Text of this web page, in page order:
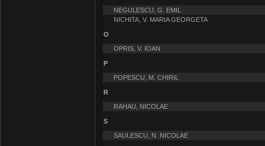
NEGULESCU, G. EMIL
NICHITA, V. MARIA GEORGETA
O
OPRIS, V. IOAN
P
POPESCU, M. CHIRIL
R
RAHAU, NICOLAE
S
SAULESCU, N. NICOLAE